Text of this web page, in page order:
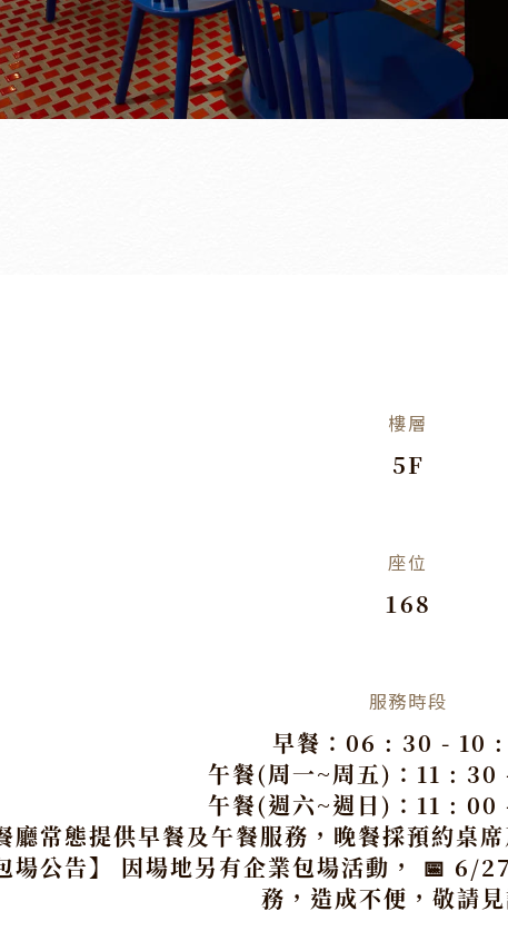
樓層
5F
座位
168
服務時段
早餐：06 : 30 - 10
午餐(周一~周五)：11 :
午餐(週六~週日)：11 :
常態提供早餐及午餐服務，晚餐採預約桌
場公告】 因場地另有企業包場活動， 📅
務，造成不便，敬請見